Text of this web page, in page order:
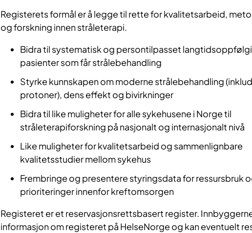
Registerets formål er å legge til rette for kvalitetsarbeid,
og forskning innen stråleterapi.
Bidra til systematisk og persontilpasset
pasienter som får strålebehandling
Styrke kunnskapen om moderne strålebehandling
protoner), dens effekt og bivirkninger
Bidra til like muligheter for alle sykehusene i Norge til
stråleterapiforskning på nasjonalt og internasjonalt nivå
Like muligheter for kvalitetsarbeid og sammenlignbare
kvalitetsstudier mellom sykehus
Frembringe og presentere styringsdata for ressursbruk
prioriteringer innenfor kreftomsorgen
Registeret er et reservasjonsrettsbasert register.
informasjon om registeret på HelseNorge og kan eventuelt